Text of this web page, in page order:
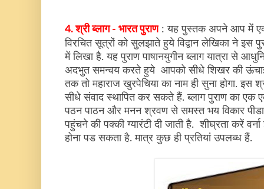
4. श्री ब्लाग - भारत पुराण : यह पुस्तक अपने आप में
विरचित सूत्रों को सुलझाते हुये विद्वान लेखिका ने इस
में लिखा है. यह पुराण पाषानयुगीन ब्लाग यात्रा से
अदभुत समन्वय करते हुये आपको सीधे शिखर की
तक तो महाराज खुरपेचिया का नाम ही सुना होगा. इस
सीधे संवाद स्थापित कर सकते हैं.ब्लाग पुराण का एक
पठन पाठन और मनन श्रवण से समस्त भय विकार पीडा
पहुंचने की पक्की ग्यारंटी दी जाती है. शीघ्रता करें
होना पड सकता है. मात्र कुछ ही प्रतियां उपलब्ध हैं.